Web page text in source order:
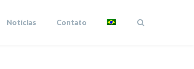
Notícias Contato